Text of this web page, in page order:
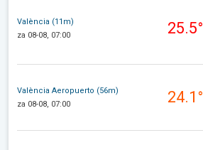
València (11m)
za 08-08, 07:00
25.5°
València Aeropuerto (56m)
za 08-08, 07:00
24.1°